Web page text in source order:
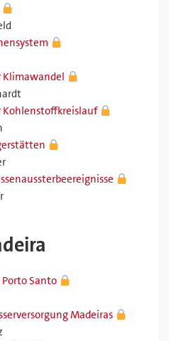
Klimawandel
Kohlenstoffkreislauf
Santo
Madeiras